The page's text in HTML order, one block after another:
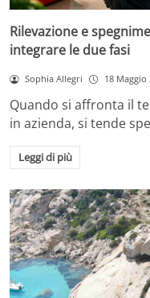
Rilevazione e
integrare le due fasi
Sophia Allegri 18 Maggio
Quando si affronta il
in azienda, si tende
Leggi di più